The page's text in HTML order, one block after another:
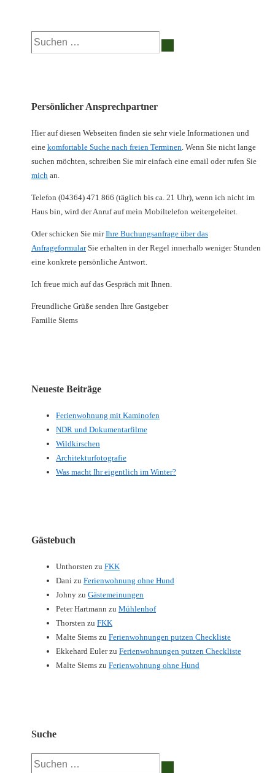
Suchen
nach:
Persönlicher Ansprechpartner
Hier auf diesen Webseiten finden sie sehr viele Informationen und
eine komfortable Suche nach freien Terminen. Wenn Sie nicht lange
suchen möchten, schreiben Sie mir einfach eine email oder rufen Sie
mich an.
Telefon (04364) 471 866 (täglich bis ca. 21 Uhr), wenn ich nicht im
Haus bin, wird der Anruf auf mein Mobiltelefon weitergeleitet.
Oder schicken Sie mirIhre Buchungsanfrage über das
AnfrageformularSie erhalten in der Regel innerhalb weniger Stunden
eine konkrete persönliche Antwort.
Ich freue mich auf das Gespräch mit Ihnen.
Freundliche Grüße senden Ihre Gastgeber
Familie Siems
Neueste Beiträge
Ferienwohnung mit Kaminofen
NDR und Dokumentarfilme
Wildkirschen
Architekturfotografie
Was macht Ihr eigentlich im Winter?
Gästebuch
Unthorsten zu FKK
Dani zu Ferienwohnung ohne Hund
Johny zu Gästemeinungen
Peter Hartmann zu Mühlenhof
Thorsten zu FKK
Malte Siems zu Ferienwohnungen putzen Checkliste
Ekkehard Eulerzu Ferienwohnungen putzen Checkliste
Malte Siems zu Ferienwohnung ohne Hund
Suche
Suchen